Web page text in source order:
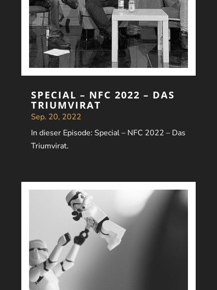
SPECIAL – NFC 2022 – DAS
TRIUMVIRAT
Sep. 20, 2022
In dieser Episode: Special – NFC 2022 – Das
Triumvirat.